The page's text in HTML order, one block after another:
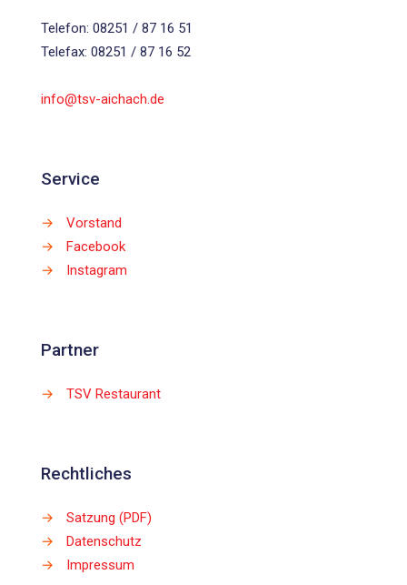
Telefon: 08251 / 87 16 51
Telefax: 08251 / 87 16 52
info@tsv-aichach.de
Service
→
Vorstand
→
Facebook
→
Instagram
Partner
→ TSV Restaurant
Rechtliches
→
Satzung (PDF)
→
Datenschutz
→
Impressum